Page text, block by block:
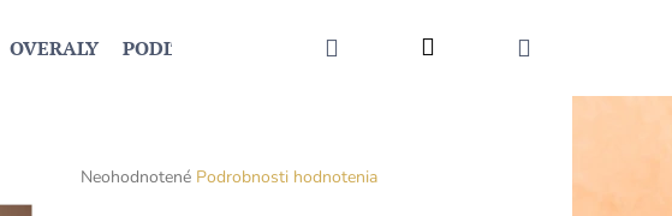
OVERALY PODĽA UDALOSTI MÓDNE DOPLNKY
HĽADAŤPrihlásenie
Priemerné
Neohodnotené Podrobnosti hodnotenia